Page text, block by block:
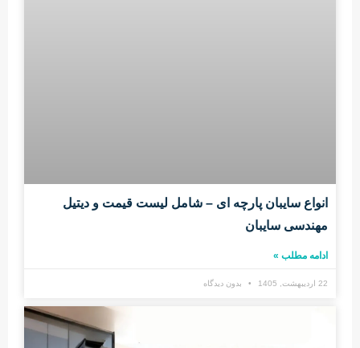
انواع سایبان پارچه ای – شامل لیست قیمت و دیتیل
مهندسی سایبان
ادامه مطلب »
22 اردیبهشت, 1405 بدون دیدگاه